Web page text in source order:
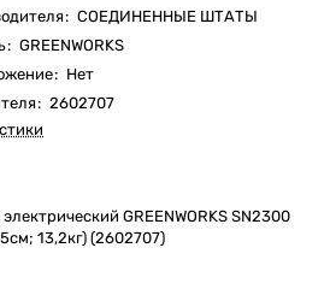
: СОЕДИНЕННЫЕ ШТАТЫ
: GREENWORKS
: Нет
: 2602707
GREENWORKS SN2300
13,2кг) (2602707)